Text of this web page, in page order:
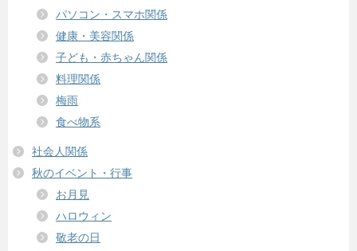
パソコン・スマホ関係
健康・美容関係
子ども・赤ちゃん関係
料理関係
梅雨
食べ物系
社会人関係
秋のイベント・行事
お月見
ハロウィン
敬老の日